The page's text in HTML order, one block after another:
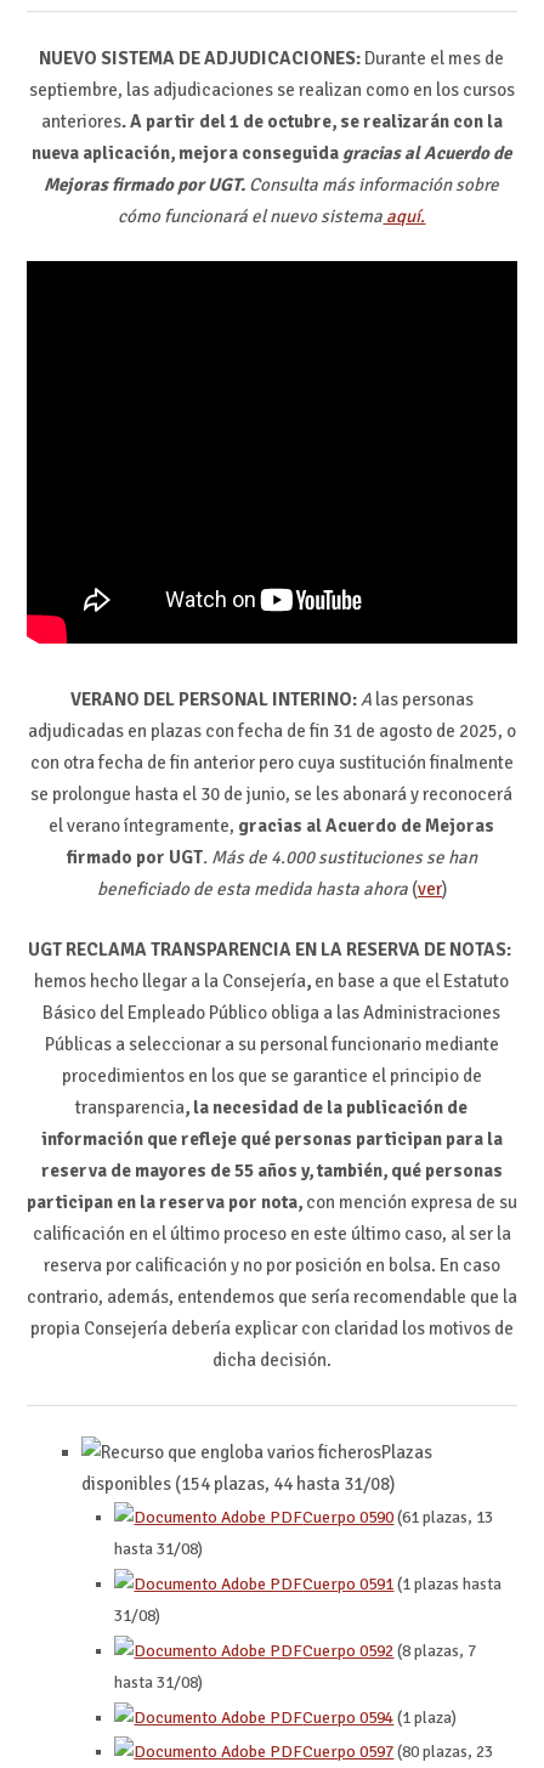
NUEVO SISTEMA DE ADJUDICACIONES: Durante el mes de
septiembre, las adjudicaciones se realizan como en los cursos
anteriores. A partir del 1 de octubre, se realizarán con la
nueva aplicación, mejora conseguida gracias al Acuerdo de
Mejoras firmado por UGT. Consulta más información sobre
cómo funcionará el nuevo sistema aquí.
VERANO DEL PERSONAL INTERINO:Alas personas
adjudicadas en plazas con fecha de fin 31 de agosto de 2025, o
con otra fecha de fin anterior pero cuya sustitución finalmente
se prolongue hasta el 30 de junio, se les abonará y reconocerá
el verano íntegramente, gracias al Acuerdo de Mejoras
firmado por UGT. Más de 4.000 sustituciones se han
beneficiado de esta medida hasta ahora(ver)
UGT RECLAMA TRANSPARENCIA EN LA RESERVA DE NOTAS:
hemos hecho llegar a la Consejería, en base a que el Estatuto
Básico del Empleado Público obliga a las Administraciones
Públicas a seleccionar a su personal funcionario mediante
procedimientos en los que se garantice el principio de
transparencia, la necesidad de la publicación de
información que refleje qué personas participan para la
reserva de mayores de 55 años y, también, qué personas
participan en la reserva por nota, con mención expresa de su
calificación en el último proceso en este último caso, al ser la
reserva por calificación y no por posición en bolsa. En caso
contrario, además, entendemos que sería recomendable que la
propia Consejería debería explicar con claridad los motivos de
dicha decisión.
Plazas
disponibles (154 plazas, 44 hasta 31/08)
Cuerpo 0590(61 plazas, 13
hasta 31/08)
Cuerpo 0591(1 plazas hasta
31/08)
Cuerpo 0592(8 plazas, 7
hasta 31/08)
Cuerpo 0594(1 plaza)
Cuerpo 0597(80 plazas, 23